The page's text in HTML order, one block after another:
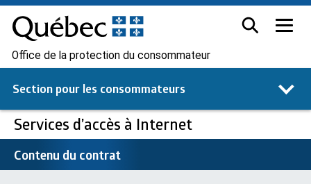
Office de la protection du consommateur
Section pour les consommateurs
Services d’accès à Internet
Contenu du contrat